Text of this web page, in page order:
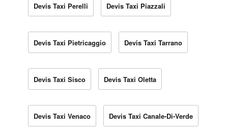
Devis Taxi Perelli Devis Taxi Piazzali
Devis Taxi Pietricaggio Devis Taxi Tarrano
Devis Taxi Sisco Devis Taxi Oletta
Devis Taxi Venaco Devis Taxi Canale-Di-Verde